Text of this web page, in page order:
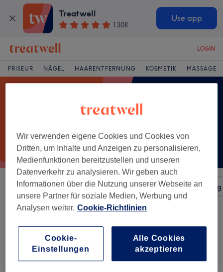
Treatwell
130K
Use app
LOGIN
FRISEUR NÄGEL HAARENTFERNUNG KOSMETIK MASSAGE
Sortieren nach Salons Expressangebote Bewertung
Wir verwenden eigene Cookies und Cookies von
Dritten, um Inhalte und Anzeigen zu personalisieren,
Medienfunktionen bereitzustellen und unseren
Datenverkehr zu analysieren. Wir geben auch
Informationen über die Nutzung unserer Webseite an
unsere Partner für soziale Medien, Werbung und
Analysen weiter. Cookie-Richtlinien
Cookie-
Einstellungen
Alle Cookies
akzeptieren